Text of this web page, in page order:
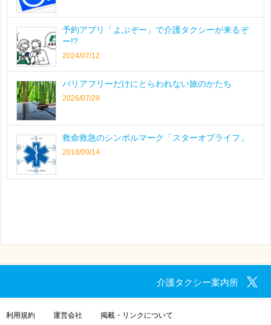
予約アプリ「よぶぞー」で介護タクシーが来るぞ
ー!?
2024/07/12
バリアフリーだけにとらわれない旅のかたち
2026/07/29
救命救急のシンボルマーク「スターオブライフ」
2018/09/14
介護タクシー案内所
利用規約 運営会社 掲載・リンクについて